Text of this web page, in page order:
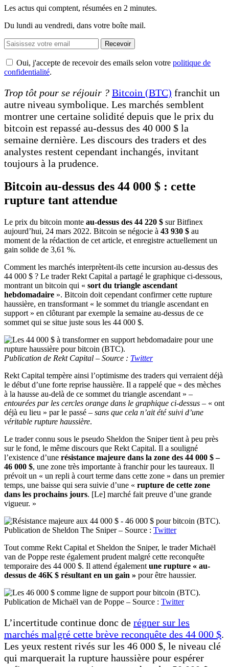
Les actus qui comptent, résumées en 2 minutes.
Du lundi au vendredi, dans votre boîte mail.
Recevoir
Oui, j'accepte de recevoir des emails selon votre politique de
confidentialité.
Trop tôt pour se réjouir ? Bitcoin (BTC) franchit un
autre niveau symbolique. Les marchés semblent
montrer une certaine solidité depuis que le prix du
bitcoin est repassé au-dessus des 40 000 $ la
semaine dernière. Les discours des traders et des
analystes restent cependant inchangés, invitant
toujours à la prudence.
Bitcoin au-dessus des 44 000 $ : cette
rupture tant attendue
Le prix du bitcoin monte au-dessus des 44 220 $ sur Bitfinex
aujourd’hui, 24 mars 2022. Bitcoin se négocie à 43 930 $ au
moment de la rédaction de cet article, et enregistre actuellement un
gain solide de 3,61 %.
Comment les marchés interprètent-ils cette incursion au-dessus des
44 000 $ ? Le trader Rekt Capital a partagé le graphique ci-dessous,
montrant un bitcoin qui « sort du triangle ascendant
hebdomadaire ». Bitcoin doit cependant confirmer cette rupture
haussière, en transformant « le sommet du triangle ascendant en
support » en clôturant par exemple la semaine au-dessus de ce
sommet qui se situe juste sous les 44 000 $.
Publication de Rekt Capital – Source : Twitter
Rekt Capital tempère ainsi l’optimisme des traders qui verraient déjà
le début d’une forte reprise haussière. Il a rappelé que « des mèches
à la hausse au-delà de ce sommet du triangle ascendant » –
entourées par les cercles orange dans le graphique ci-dessus – « ont
déjà eu lieu » par le passé – sans que cela n’ait été suivi d’une
véritable rupture haussière.
Le trader connu sous le pseudo Sheldon the Sniper tient à peu près
sur le fond, le même discours que Rekt Capital. Il a souligné
l’existence d’une résistance majeure dans la zone des 44 000 $ –
46 000 $, une zone très importante à franchir pour les taureaux. Il
prévoit un « un repli à court terme dans cette zone » dans un premier
temps, une baisse qui sera suivie d’une « rupture de cette zone
dans les prochains jours. [Le] marché fait preuve d’une grande
vigueur. »
Publication de Sheldon The Sniper – Source : Twitter
Tout comme Rekt Capital et Sheldon the Sniper, le trader Michaël
van de Poppe reste également prudent malgré cette reconquête
temporaire des 44 000 $. Il attend également une rupture « au-
dessus de 46K $ résultant en un gain » pour être haussier.
Publication de Michaël van de Poppe – Source : Twitter
L’incertitude continue donc de régner sur les
marchés malgré cette brève reconquête des 44 000 $.
Les yeux restent rivés sur les 46 000 $, le niveau clé
qui marquerait la rupture haussière pour espérer